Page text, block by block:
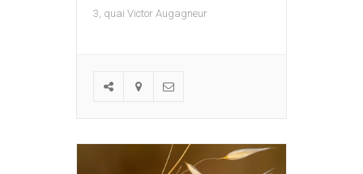
3, quai Victor Augagneur